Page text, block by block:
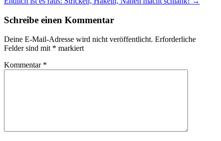
Schreibe einen Kommentar
Deine E-Mail-Adresse wird nicht veröffentlicht. Erforderliche
Felder sind mit * markiert
Kommentar *